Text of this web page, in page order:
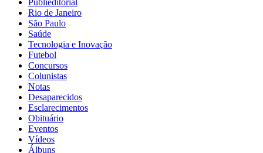
Rio de Janeiro
São Paulo
Saúde
Tecnologia e Inovação
Futebol
Concursos
Colunistas
Notas
Desaparecidos
Esclarecimentos
Obituário
Eventos
Vídeos
Álbuns